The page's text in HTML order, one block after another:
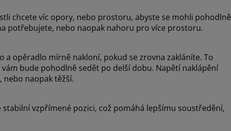
chcete víc opory, nebo prostoru, abyste se mohli pohodlně
potřebujete, nebo naopak nahoru pro více prostoru.
opěradlo mírně nakloní, pokud se zrovna zakláníte. To
bude pohodlně sedět po delší dobu. Napětí naklápění
naopak těžší.
vzpřímené pozici, což pomáhá lepšímu soustředění,